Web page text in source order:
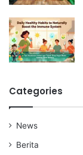
Categories
News
Berita